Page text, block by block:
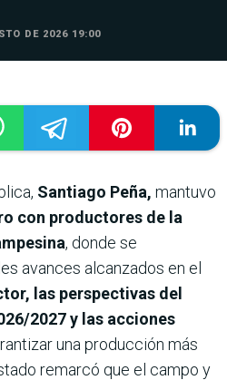
DE 2026 19:00
Santiago Peña, mantuvo
con productores de la
, donde se
avances alcanzados en el
las perspectivas del
2027 y las acciones
una producción más
remarcó que el campo y